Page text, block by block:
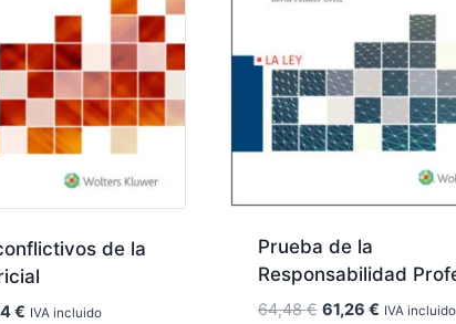
de la
€ El
IVA incluido
Prueba de la
Responsabilidad
64,48€ El
61,26 €ElIVA incluido